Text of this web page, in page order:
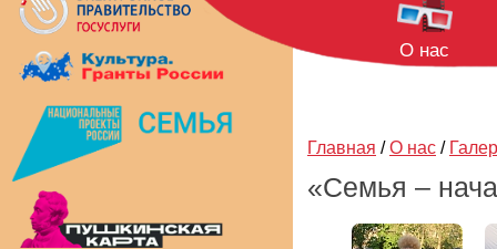
О нас
Главная / О нас /
«Семья –